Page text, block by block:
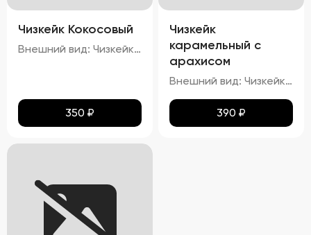
Чизкейк Кокосовый
Внешний вид: Чизкейк должен иметь гладкую, ровную поверхность, без трещин и повреждений. Верхняя часть может быть украшена кокосовой стружкой. Цвет: Основу чизкейка должен составлять белый или кремовый цвет, а кокосовая начинка – белый или слегка желтоватый. Структура: Консистенция чизкейка должна быть нежной, кремовой, легко ломающейся вилкой. Вкус: Вкус должен быть сливочным, с выраженными нотами кокоса. Запах: Приятный аромат кокоса и сливок.
350 ₽
Чизкейк
карамельный с
арахисом
Внешний вид: Чизкейк должен иметь гладкую, ровную поверхность, без трещин и повреждений. Верхняя часть может быть украшена карамелью и кусочками арахиса. Цвет: Основу чизкейка должен составлять белый или кремовый цвет, а карамельная начинка – золотисто-коричневая. Структура: Консистенция чизкейка должна быть нежной, кремовой, легко ломающейся вилкой. Вкус: Вкус должен быть сливочным, с выраженными нотами карамели и орехового привкуса от арахиса. Запах: Приятный аромат карамели и ореха.
390 ₽